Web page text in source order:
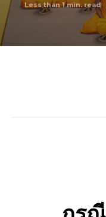
Less than 1min. read